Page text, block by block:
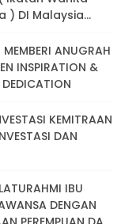
) DI Malaysia
Dalam
Menuju
ANUGRAH
INSPIRATION &
KEMITRAAN
DAN
IBU
DENGAN